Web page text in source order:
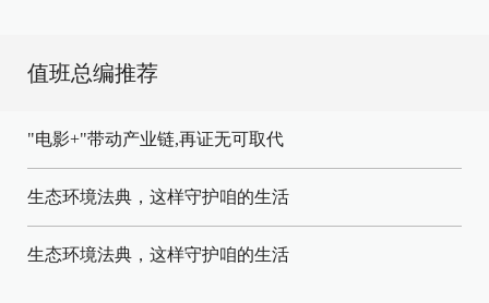
值班总编推荐
"电影+"带动产业链,再证无可取代
生态环境法典，这样守护咱的生活
生态环境法典，这样守护咱的生活